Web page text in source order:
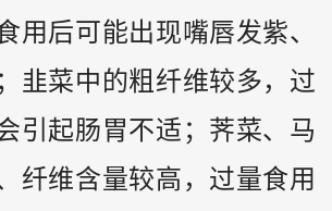
用后可能出现嘴唇发紫、
韭菜中的粗纤维较多，过
引起肠胃不适；荠菜、马
纤维含量较高，过量食用